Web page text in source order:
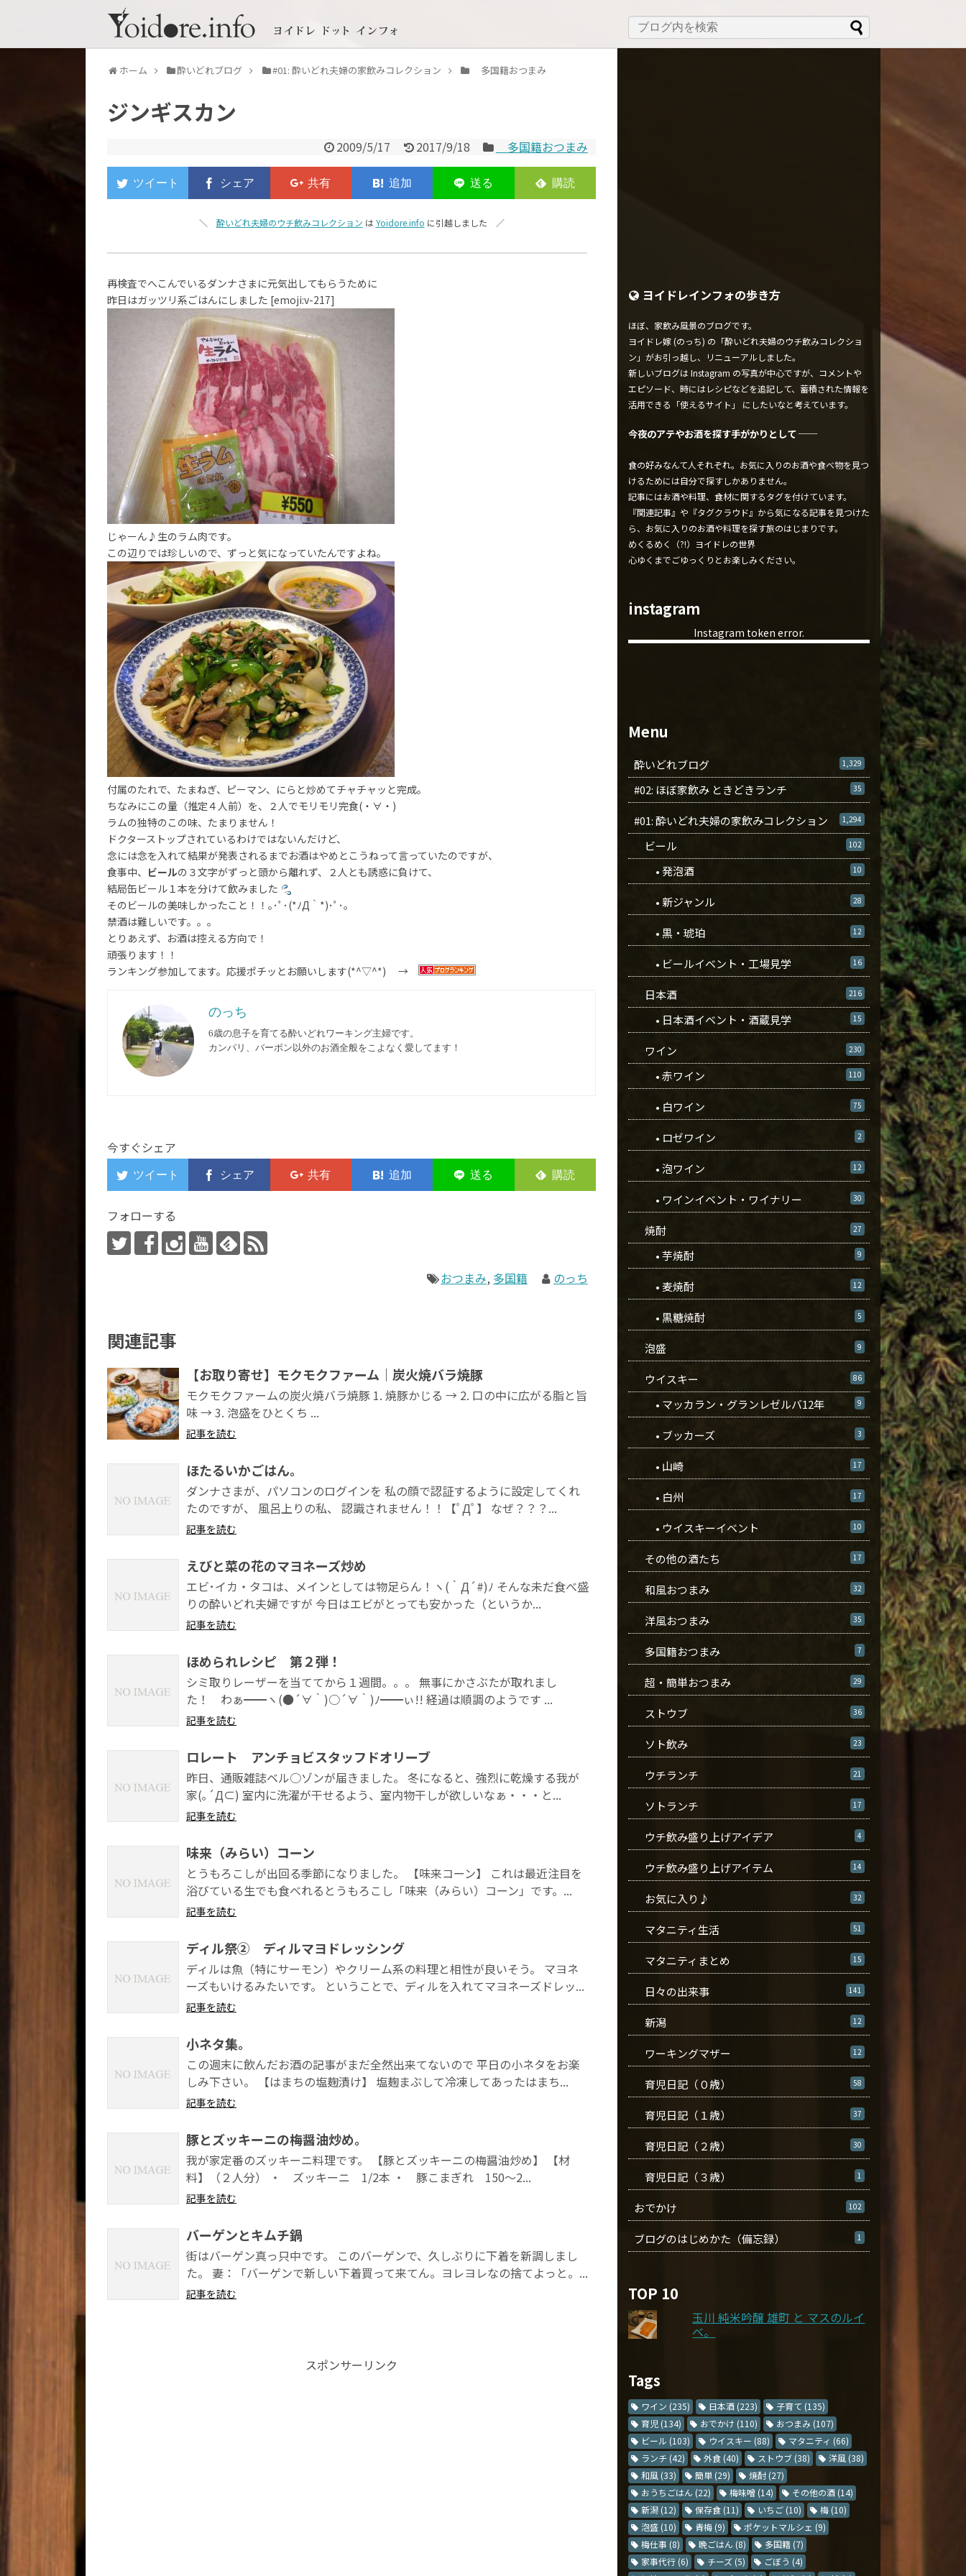
ホーム 酔いどれブログ #01: 酔いどれ夫婦の家飲みコレクション 多国籍おつまみ
ジンギスカン
2009/5/17 2017/9/18 多国籍おつまみ
＼ 酔いどれ夫婦のウチ飲みコレクション は Yoidore.info に引越しました ／
再検査でへこんでいるダンナさまに元気出してもらうために
昨日はガッツリ系ごはんにしました [emoji:v-217]
じゃーん♪生のラム肉です。
この辺りでは珍しいので、ずっと気になっていたんですよね。
付属のたれで、たまねぎ、ピーマン、にらと炒めてチャチャッと完成。
ちなみにこの量（推定４人前）を、２人でモリモリ完食(・∀・)
ラムの独特のこの味、たまりません！
ドクターストップされているわけではないんだけど、
念には念を入れて結果が発表されるまでお酒はやめとこうねって言っていたのですが、
食事中、 ビールの３文字がずっと頭から離れず、２人とも誘惑に負けて、
結局缶ビール１本を分けて飲みました
そのビールの美味しかったこと！！｡･ﾟ･(*ﾉД｀*)･ﾟ･。
禁酒は難しいです。。。
とりあえず、お酒は控える方向で！
頑張ります！！
ランキング参加してます。応援ポチッとお願いします(*^▽^*) →
のっち
6歳の息子を育てる酔いどれワーキング主婦です。
カンパリ、バーボン以外のお酒全般をこよなく愛してます︎！
今すぐシェア
フォローする
おつまみ, 多国籍 のっち
関連記事
【お取り寄せ】モクモクファーム｜炭火焼バラ焼豚
モクモクファームの炭火焼バラ焼豚 1. 焼豚かじる → 2. 口の中に広がる脂と旨
味 → 3. 泡盛をひとくち ...
記事を読む
ほたるいかごはん。
ダンナさまが、パソコンのログインを 私の顔で認証するように設定してくれ
たのですが、 風呂上りの私、 認識されません！！【ﾟДﾟ】 なぜ？？？...
記事を読む
えびと菜の花のマヨネーズ炒め
エビ･イカ・タコは、メインとしては物足らん！ヽ(｀Д´#)ﾉ そんな未だ食べ盛
りの酔いどれ夫婦ですが 今日はエビがとっても安かった（というか...
記事を読む
ほめられレシピ 第２弾！
シミ取りレーザーを当ててから１週間。。。 無事にかさぶたが取れまし
た！ わぁ━━ヽ(●´∀｀)○´∀｀)ﾉ━━ぃ!! 経過は順調のようです ...
記事を読む
ロレート アンチョビスタッフドオリーブ
昨日、通販雑誌ベル○ゾンが届きました。 冬になると、強烈に乾燥する我が
家(｡´Д⊂) 室内に洗濯が干せるよう、室内物干しが欲しいなぁ・・・と...
記事を読む
味来（みらい）コーン
とうもろこしが出回る季節になりました。 【味来コーン】 これは最近注目を
浴びている生でも食べれるとうもろこし「味来（みらい）コーン」です。...
記事を読む
ディル祭② ディルマヨドレッシング
ディルは魚（特にサーモン）やクリーム系の料理と相性が良いそう。 マヨネ
ーズもいけるみたいです。 ということで、ディルを入れてマヨネーズドレッ...
記事を読む
小ネタ集。
この週末に飲んだお酒の記事がまだ全然出来てないので 平日の小ネタをお楽
しみ下さい。 【はまちの塩麹漬け】 塩麹まぶして冷凍してあったはまち...
記事を読む
豚とズッキーニの梅醤油炒め。
我が家定番のズッキーニ料理です。 【豚とズッキーニの梅醤油炒め】 【材
料】（２人分） ・ ズッキーニ 1/2本 ・ 豚こまぎれ 150～2...
記事を読む
バーゲンとキムチ鍋
街はバーゲン真っ只中です。 このバーゲンで、久しぶりに下着を新調しまし
た。 妻：「バーゲンで新しい下着買って来てん。ヨレヨレなの捨てよっと。...
記事を読む
スポンサーリンク
ヨイドレインフォの歩き方
ほぼ、家飲み風景のブログです。
ヨイドレ嫁 (のっち) の「酔いどれ夫婦のウチ飲みコレクショ
ン」がお引っ越し、リニューアルしました。
新しいブログは Instagram の写真が中心ですが、コメントや
エピソード、時にはレシピなどを追記して、蓄積された情報を
活用できる「使えるサイト」 にしたいなと考えています。
今夜のアテやお酒を探す手がかりとして ──
食の好みなんて人それぞれ。お気に入りのお酒や食べ物を見つ
けるためには自分で探すしかありません。
記事にはお酒や料理、食材に関するタグを付けています。
『関連記事』や『タグクラウド』から気になる記事を見つけた
ら、お気に入りのお酒や料理を探す旅のはじまりです。
めくるめく（?!）ヨイドレの世界
心ゆくまでごゆっくりとお楽しみください。
instagram
Instagram token error.
Menu
酔いどれブログ 1,329
#02: ほぼ家飲み ときどきランチ 35
#01: 酔いどれ夫婦の家飲みコレクション 1,294
ビール 102
• 発泡酒 10
• 新ジャンル 28
• 黒・琥珀 12
• ビールイベント・工場見学 16
日本酒 216
• 日本酒イベント・酒蔵見学 15
ワイン 230
• 赤ワイン 110
• 白ワイン 75
• ロゼワイン 2
• 泡ワイン 12
• ワインイベント・ワイナリー 30
焼酎 27
• 芋焼酎 9
• 麦焼酎 12
• 黒糖焼酎 5
泡盛 9
ウイスキー 86
• マッカラン・グランレゼルバ12年 9
• ブッカーズ 3
• 山崎 17
• 白州 17
• ウイスキーイベント 10
その他の酒たち 17
和風おつまみ 32
洋風おつまみ 35
多国籍おつまみ 7
超・簡単おつまみ 29
ストウブ 36
ソト飲み 23
ウチランチ 21
ソトランチ 17
ウチ飲み盛り上げアイデア 4
ウチ飲み盛り上げアイテム 14
お気に入り♪ 32
マタニティ生活 51
マタニティまとめ 15
日々の出来事 141
新潟 12
ワーキングマザー 12
育児日記（０歳） 58
育児日記（１歳） 37
育児日記（２歳） 30
育児日記（３歳） 1
おでかけ 102
ブログのはじめかた（備忘録） 1
TOP 10
玉川 純米吟醸 雄町 と マスのルイ
ベ。
Tags
ワイン (235) 日本酒 (223) 子育て (135)
育児 (134) おでかけ (110) おつまみ (107)
ビール (103) ウイスキー (88) マタニティ (66)
ランチ (42) 外食 (40) ストウブ (38) 洋風 (38)
和風 (33) 簡単 (29) 焼酎 (27)
おうちごはん (22) 梅味噌 (14) その他の酒 (14)
新潟 (12) 保存食 (11) いちご (10) 梅 (10)
泡盛 (10) 青梅 (9) ポケットマルシェ (9)
梅仕事 (8) 晩ごはん (8) 多国籍 (7)
家事代行 (6) チーズ (5) ごぼう (4)